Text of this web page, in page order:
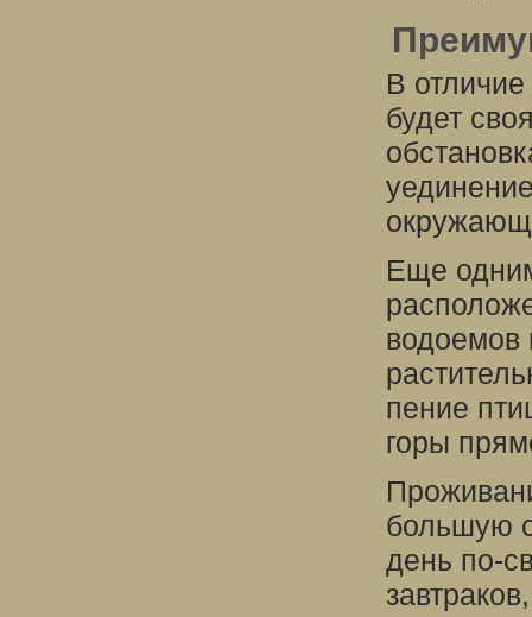
В
будет
Еще
водоемов
пение
горы
большую
день по-